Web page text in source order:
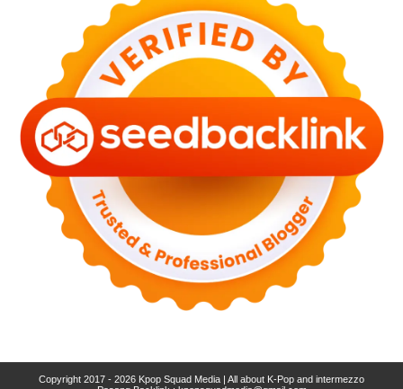
Copyright 2017 - 2026 Kpop Squad Media | All about K-Pop and intermezzo